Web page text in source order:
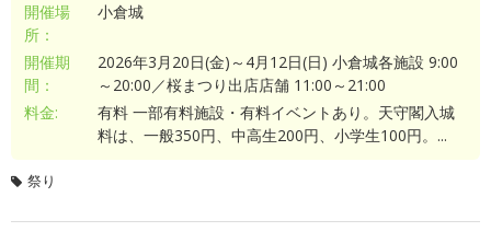
開催場
所：
小倉城
開催期
間：
2026年3月20日(金)～4月12日(日) 小倉城各施設 9:00
～20:00／桜まつり出店店舗 11:00～21:00
料金:
有料 一部有料施設・有料イベントあり。天守閣入城
料は、一般350円、中高生200円、小学生100円。...
祭り